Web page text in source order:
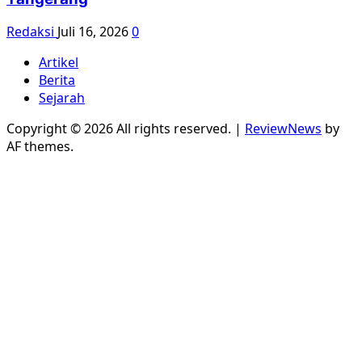
Redaksi Juli 16, 20260
Artikel
Berita
Sejarah
Copyright © 2026 All rights reserved. | ReviewNews by
AF themes.